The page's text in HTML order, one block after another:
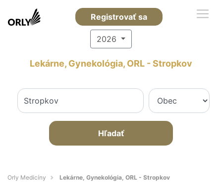
Registrovať sa
2026
Lekárne, Gynekológia, ORL - Stropkov
Hľadať
Orly Medicíny Lekárne, Gynekológia, ORL - Stropkov